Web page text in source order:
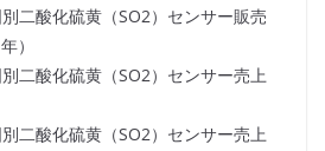
二酸化硫黄（SO2）センサー販売
）
二酸化硫黄（SO2）センサー売上
二酸化硫黄（SO2）センサー売上